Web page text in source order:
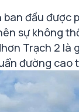
ban đầu
sự không
Trạch 2 là
đường cao